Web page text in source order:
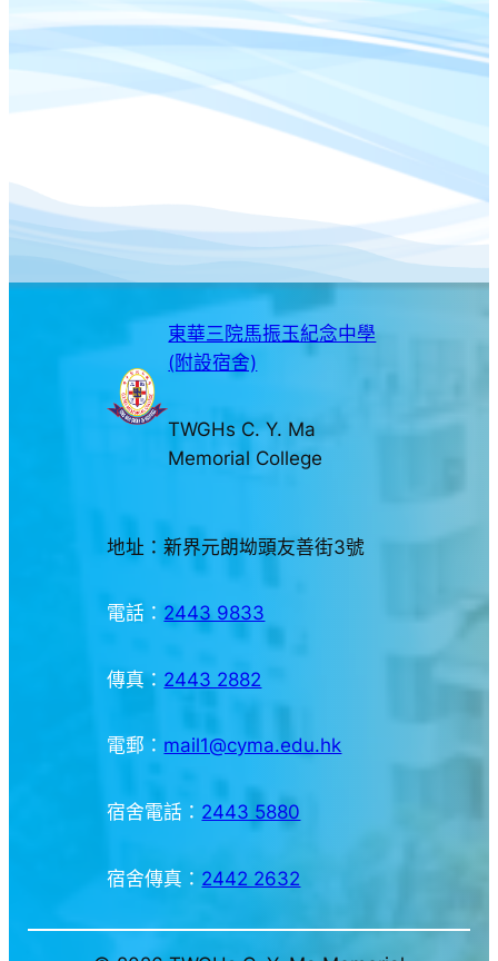
東華三院馬振玉紀念中學
(附設宿舍)
TWGHs C. Y. Ma
Memorial College
地址：新界元朗坳頭友善街3號
電話： 2443 9833
傳真： 2443 2882
電郵： mail1@cyma.edu.hk
宿舍電話： 2443 5880
宿舍傳真： 2442 2632